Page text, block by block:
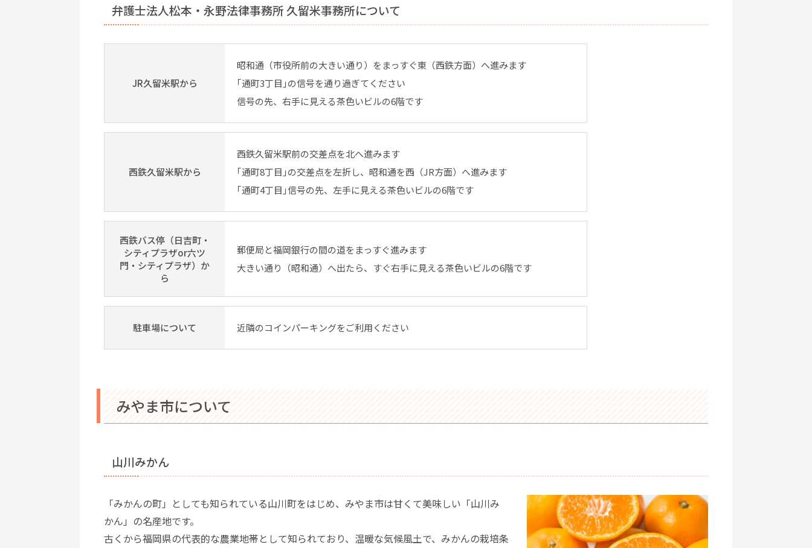
弁護士法人松本・永野法律事務所 久留米事務所について
JR久留米駅から
昭和通（市役所前の大きい通り）をまっすぐ東（西鉄方面）へ進みます
｢通町3丁目｣の信号を通り過ぎてください
信号の先、右手に見える茶色いビルの6階です
西鉄久留米駅から
西鉄久留米駅前の交差点を北へ進みます
｢通町8丁目｣の交差点を左折し、昭和通を西（JR方面）へ進みます
｢通町4丁目｣信号の先、左手に見える茶色いビルの6階です
西鉄バス停（日吉町・
シティプラザor六ツ
門・シティプラザ）か
ら
郵便局と福岡銀行の間の道をまっすぐ進みます
大きい通り（昭和通）へ出たら、すぐ右手に見える茶色いビルの6階です
駐車場について 近隣のコインパーキングをご利用ください
みやま市について
山川みかん
「みかんの町」としても知られている山川町をはじめ、みやま市は甘くて美味しい「山川み
かん」の名産地です。
古くから福岡県の代表的な農業地帯として知られており、温暖な気候風土で、みかんの栽培条